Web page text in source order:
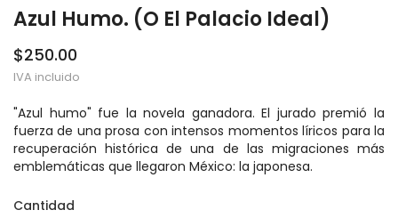
Azul Humo. (o El Palacio Ideal)
$250.00
IVA incluido
"Azul humo" fue la novela ganadora. El jurado premió la
fuerza de una prosa con intensos momentos líricos para la
recuperación histórica de una de las migraciones más
emblemáticas que llegaron México: la japonesa.
Cantidad